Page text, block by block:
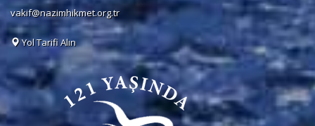
vakif@nazimhikmet.org.tr
Yol Tarifi Alın